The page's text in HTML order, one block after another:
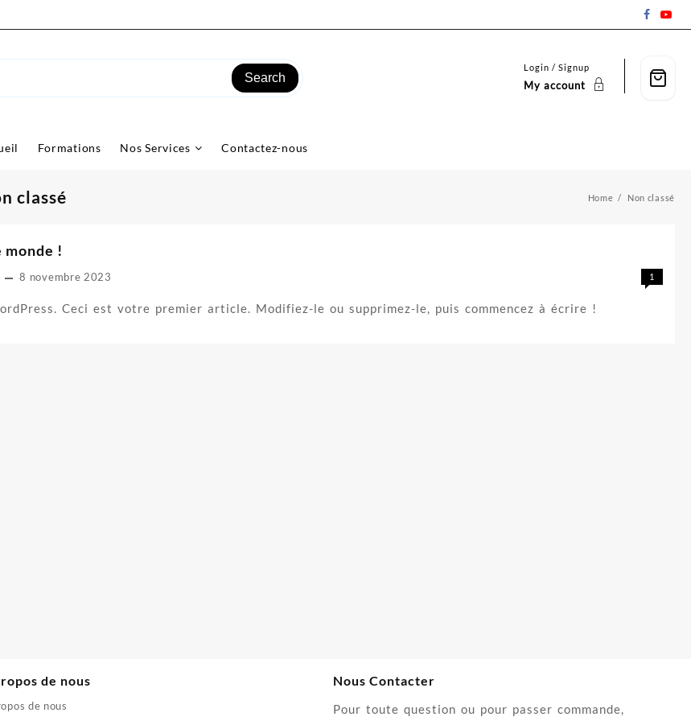
Search
Login / Signup
My account
Formations Nos Services Contactez-nous
classé Home Non classé
!
8 novembre 2023 1
Ceci est votre premier article. Modifiez-le ou supprimez-le, puis commencez à écrire !
de nous
de nous
Nous Contacter
Pour toute question ou pour passer commande,